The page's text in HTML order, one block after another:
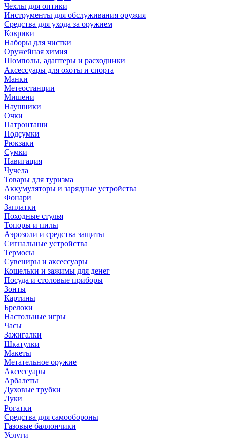
Чехлы для оптики
Инструменты для обслуживания оружия
Средства для ухода за оружием
Коврики
Наборы для чистки
Оружейная химия
Шомполы, адаптеры и расходники
Аксессуары для охоты и спорта
Манки
Метеостанции
Мишени
Наушники
Очки
Патронташи
Подсумки
Рюкзаки
Сумки
Навигация
Чучела
Товары для туризма
Аккумуляторы и зарядные устройства
Фонари
Заплатки
Походные стулья
Топоры и пилы
Аэрозоли и средства защиты
Сигнальные устройства
Термосы
Сувениры и аксессуары
Кошельки и зажимы для денег
Посуда и столовые приборы
Зонты
Картины
Брелоки
Настольные игры
Часы
Зажигалки
Шкатулки
Макеты
Метательное оружие
Аксессуары
Арбалеты
Духовые трубки
Луки
Рогатки
Средства для самообороны
Газовые баллончики
Услуги